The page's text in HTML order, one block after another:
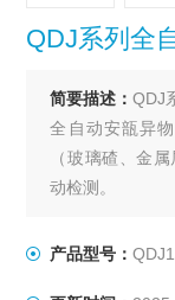
QDJ系列全
简要描述：QDJ
全自动安瓿异
（玻璃碴、金
动检测。
产品型号：